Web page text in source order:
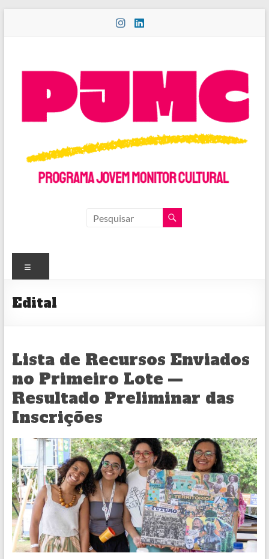
PROGRAMA
MONITOR
CULTURAL
Edital
Lista de Recursos Enviados
no Primeiro Lote —
Resultado Preliminar das
Inscrições